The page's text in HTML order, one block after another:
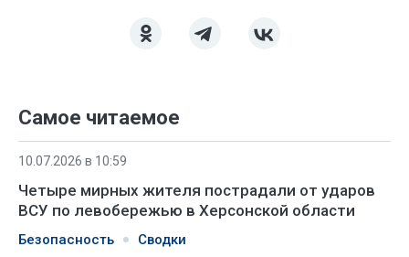
Самое читаемое
10.07.2026 в 10:59
Четыре мирных жителя пострадали от ударов
ВСУ по левобережью в Херсонской области
Безопасность Сводки